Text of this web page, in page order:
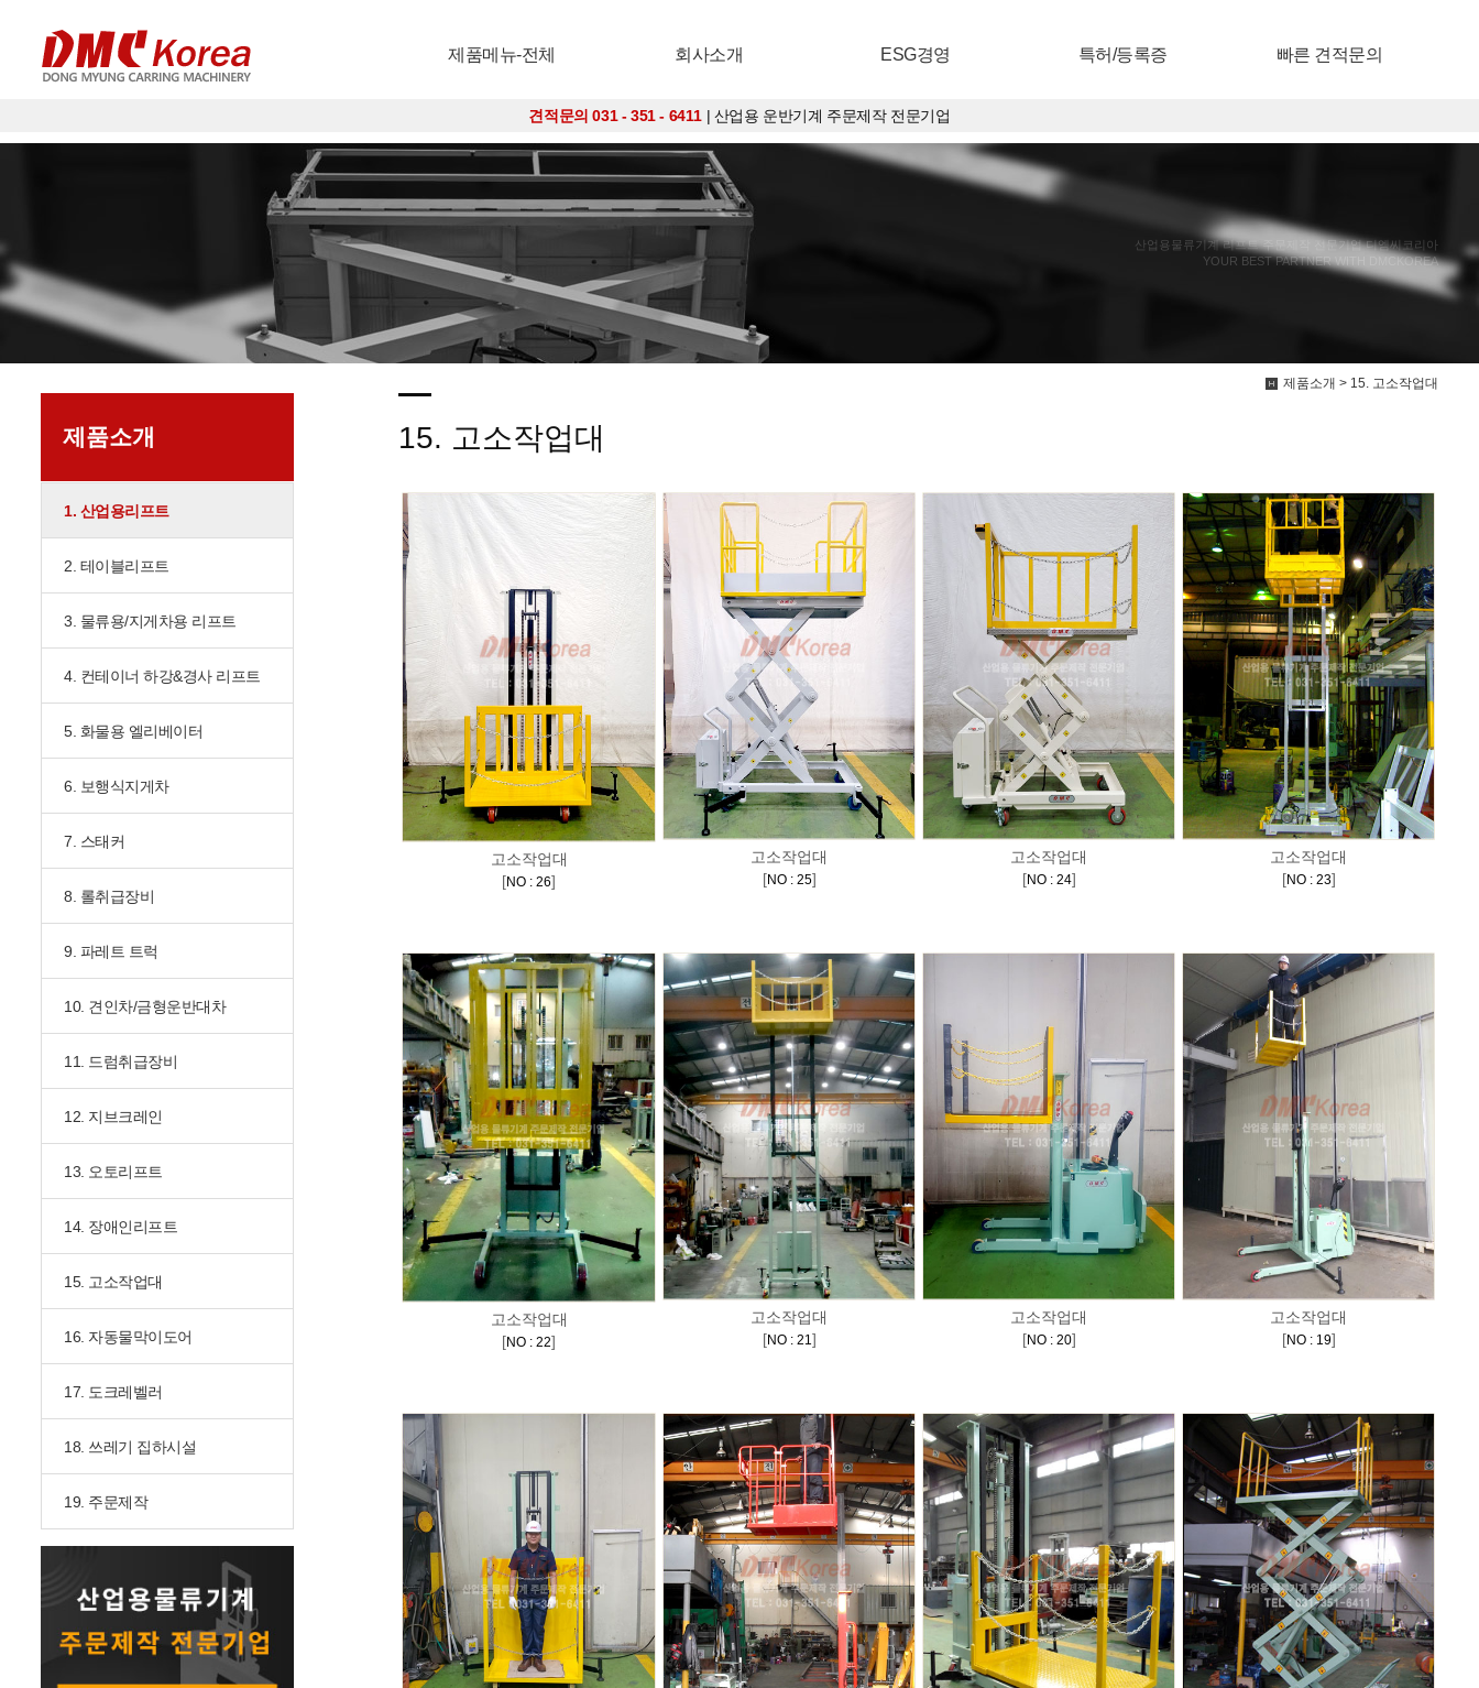
제품메뉴-전체 회사소개 ESG경영 특허/등록증 빠른 견적문의
견적문의 031 - 351 - 6411 | 산업용 운반기계 주문제작 전문기업
산업용물류기계 리프트 주문제작 전문기업 디엠씨코리아
YOUR BEST PARTNER WITH DMCKOREA
제품소개 > 15. 고소작업대
제품소개
1. 산업용리프트
2. 테이블리프트
3. 물류용/지게차용 리프트
4. 컨테이너 하강&경사 리프트
5. 화물용 엘리베이터
6. 보행식지게차
7. 스태커
8. 롤취급장비
9. 파레트 트럭
10. 견인차/금형운반대차
11. 드럼취급장비
12. 지브크레인
13. 오토리프트
14. 장애인리프트
15. 고소작업대
16. 자동물막이도어
17. 도크레벨러
18. 쓰레기 집하시설
19. 주문제작
15. 고소작업대
고소작업대
[NO : 26]
고소작업대
[NO : 25]
고소작업대
[NO : 24]
고소작업대
[NO : 23]
고소작업대
[NO : 22]
고소작업대
[NO : 21]
고소작업대
[NO : 20]
고소작업대
[NO : 19]